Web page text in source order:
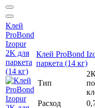
Клей
ProBond
Izopur
2K для
паркета
(14 кг)
Клей ProBond
паркета (14 кг)
Тип
Расход